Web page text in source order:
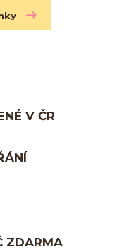
V ČR
ZDARMA